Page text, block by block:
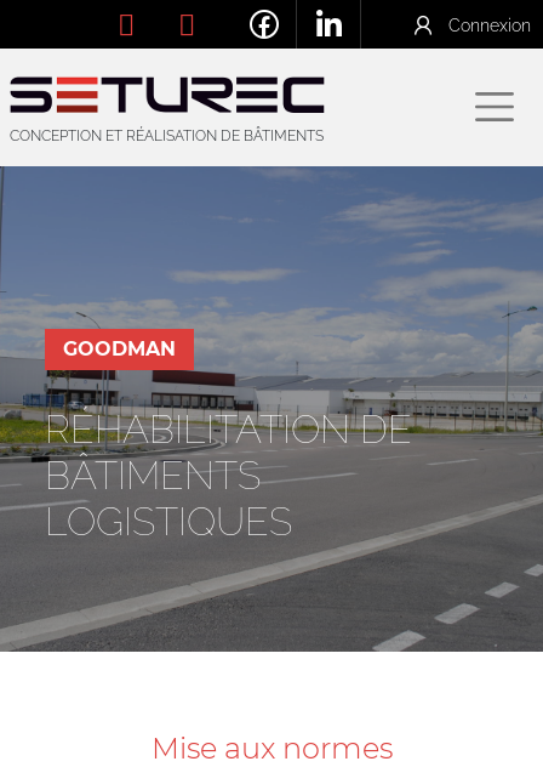
Connexion
CONCEPTION ET RÉALISATION DE BÂTIMENTS
GOODMAN
RÉHABILITATION DE
BÂTIMENTS
LOGISTIQUES
Mise aux normes